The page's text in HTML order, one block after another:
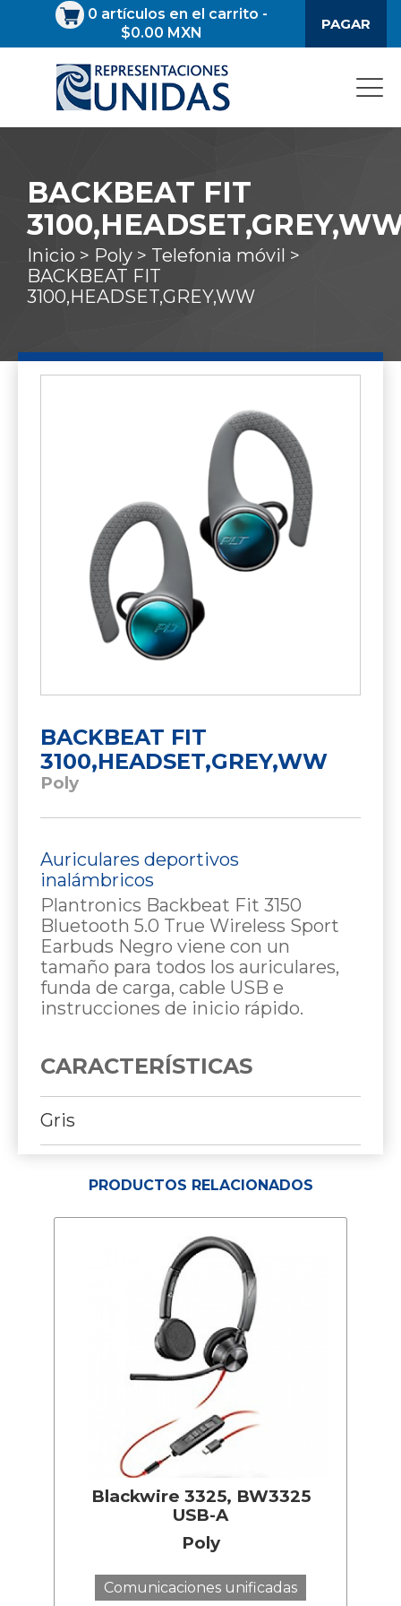
0 artículos en el carrito -
$0.00 MXN
PAGAR
BACKBEAT FIT
Inicio > Poly > Telefonia móvil >
BACKBEAT FIT
3100,HEADSET,GREY,WW
BACKBEAT FIT
3100,HEADSET,GREY,WW
Poly
Auriculares deportivos
inalámbricos
Plantronics Backbeat Fit 3150
Bluetooth 5.0 True Wireless Sport
Earbuds Negro viene con un
tamaño para todos los auriculares,
funda de carga, cable USB e
instrucciones de inicio rápido.
CARACTERÍSTICAS
Gris
PRODUCTOS RELACIONADOS
Blackwire 3325, BW3325
USB-A
Poly
Comunicaciones unificadas